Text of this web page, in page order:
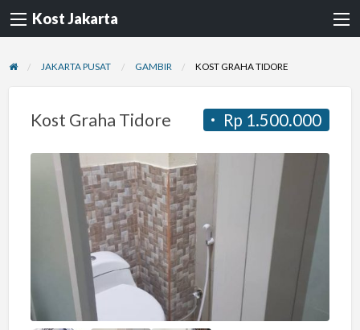
Kost Jakarta
JAKARTA PUSAT GAMBIR KOST GRAHA TIDORE
Rp 1.500.000
Kost Graha Tidore